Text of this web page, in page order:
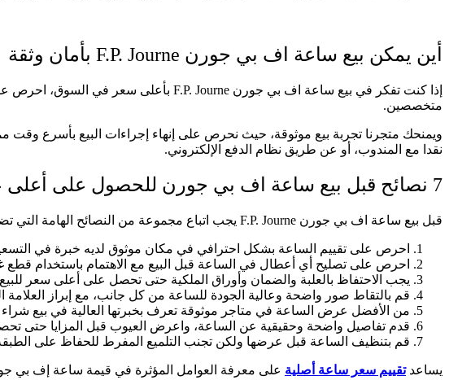
أين يمكن بيع ساعة اف بي جورن F.P. Journe بأمان وثقة
متخصصين.
ويمنحك متجرنا تجربة بيع موثوقة، حيث نحرص على إنهاء إجراءات البيع بأسرع وقت
نقدا مع المندوب، أو عن طريق نظام الدفع الإلكتروني.
7 نصائح قبل بيع ساعة اف بي جورن للحصول على أعلى عرض
قبل بيع ساعة اف بي جورن F.P. Journe يجب اتباع مجموعة من النصائح الهامة التي تضمن صفقة موثوقة بأعلى سعر:
احرص على تقييم الساعة بشكل احترافي في مكان موثوق لديه خبرة في
احرص على تصليح أي أعطال في الساعة قبل البيع مع الاهتمام باستخدام قطع
يجب الاحتفاظ بالعلبة والضمان وأوراق الملكية حتى تحصل على أعلى سعر
قم بالتقاط صور واضحة وعالية الجودة للساعة من كل جانب، مع إبراز العلامة
من الأفضل عرض الساعة في متاجر موثوقة تعرف بخبرتها العالية في بيع
قدم تفاصيل واضحة وحقيقية عن الساعة، واعرض العيوب قبل المزايا حتى
قم بتنظيف الساعة قبل عرضها ولكن تجنب التلميع المفرط للحفاظ على
يساعدتقييم سعر ساعة أصلية على معرفة العوامل المؤثرة في قيمة ساعة إف بي